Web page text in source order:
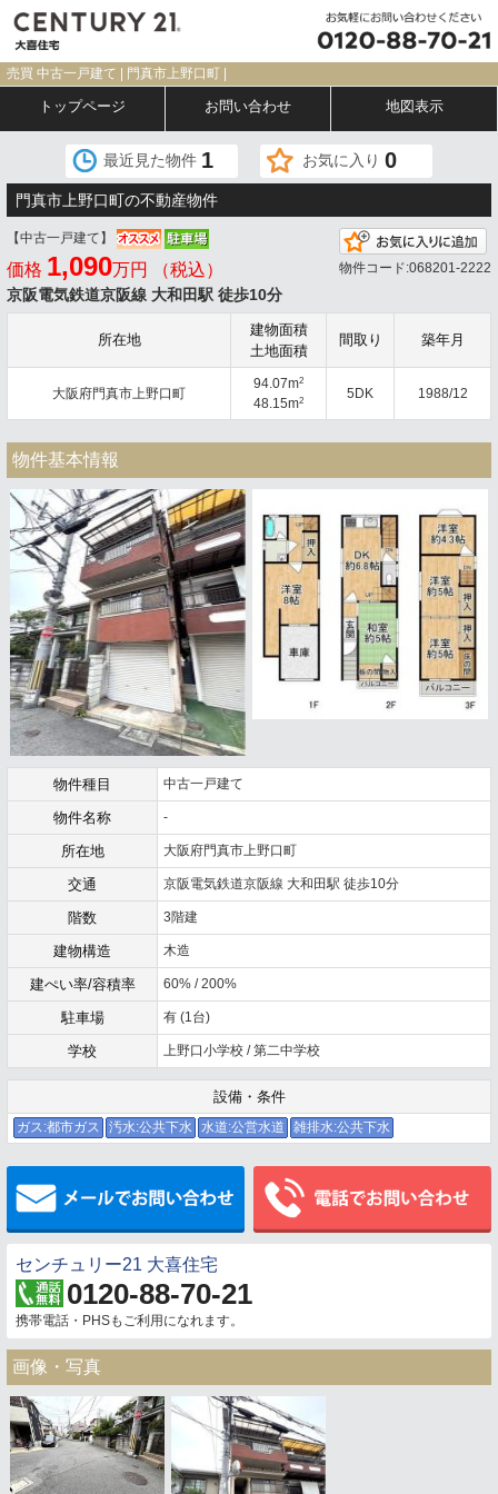
売買 中古一戸建て | 門真市上野口町 |
トップページ お問い合わせ 地図表示
最近見た物件 1 お気に入り 0
門真市上野口町の不動産物件
【中古一戸建て】
価格 1,090万円 （税込）
京阪電気鉄道京阪線 大和田駅 徒歩10分
物件コード:068201-2222
所在地
建物面積
土地面積
間取り 築年月
大阪府門真市上野口町
94.07m2
48.15m2 5DK 1988/12
物件基本情報
物件種目 中古一戸建て
物件名称 -
所在地 大阪府門真市上野口町
交通 京阪電気鉄道京阪線 大和田駅 徒歩10分
階数 3階建
建物構造 木造
建ぺい率/容積率 60% / 200%
駐車場 有 (1台)
学校 上野口小学校 / 第二中学校
設備・条件
ガス:都市ガス 汚水:公共下水 水道:公営水道 雑排水:公共下水
メールでお問い合わせ
センチュリー21 大喜住宅
0120-88-70-21
携帯電話・PHSもご利用になれます。
画像・写真